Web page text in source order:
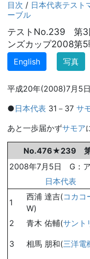
目次 / 日本代表テスト
ーブル
テストNo.239 第3
ンズカップ2008第5
English 写真
平成20年(2008)7月5
●日本代表 31－37 サ
あと一歩届かずサモア
No.476★239 第3
2008年7月5日 G：
日本代表
1
西浦 達吉(コカコ
W)
2 青木 佑輔(サント
3 相馬 朋和(三洋電